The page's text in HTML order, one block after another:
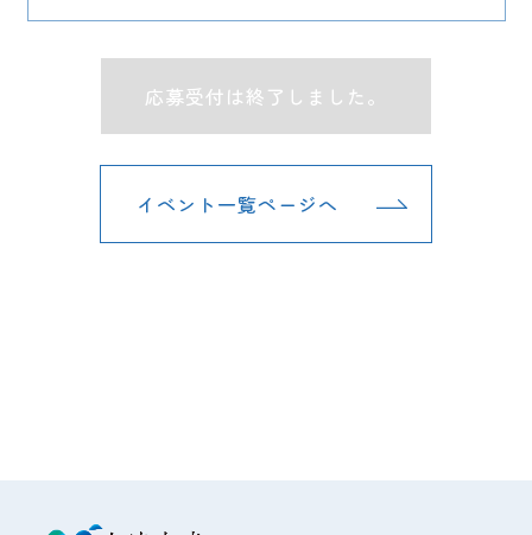
応募受付は終了しました。
イベント一覧ページへ